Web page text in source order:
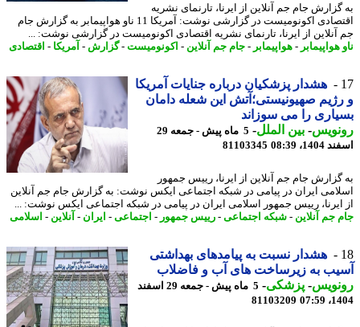
جام جم آنلاین از ایرنا، تارنمای نشریه
اقتصادی اکونومیست در گزارشی نوشت: آمریکا 11 ناو هواپیمابر به گزارش جام
از ایرنا، تارنمای نشریه اقتصادی اکونومیست در گزارشی نوشت: ...
هواپیمابر-هواپیمابر-جام جم آنلاین-اکونومیست-گزارش -آمریکا- اقتصادی
هشدار پزشکیان درباره جنایات آمریکا
صهیونیستی؛آتش این شعله دامان
را می سوزاند
-بین الملل-
5 ماه پیش - جمعه 29
08:39
81103345
جام جم آنلاین از ایرنا، رییس جمهور
ایران در پیامی در شبکه اجتماعی ایکس نوشت: به گزارش جام جم آنلاین
رییس جمهور اسلامی ایران در پیامی در شبکه اجتماعی ایکس نوشت: ...
جم آنلاین-شبکه اجتماعی-رییس جمهور-اجتماعی-ایران - آنلاین-اسلامی
هشدار نسبت به پیامدهای بهداشتی
به زیرساخت های آب و فاضلاب
-پزشکی-
5 ماه پیش - جمعه 29 اسفند
81103209